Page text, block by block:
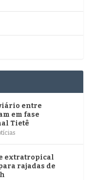
entre
em fase
Tietê
extratropical
rajadas de